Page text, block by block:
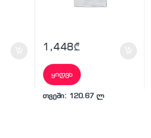
1,448₾
ყიდვა
თვეში: 120.67 ლ